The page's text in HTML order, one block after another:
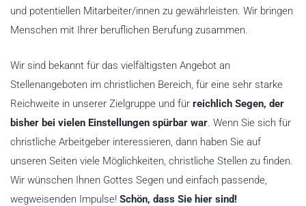
und potentiellen Mitarbeiter/innen zu gewährleisten. Wir bringen
Menschen mit Ihrer beruflichen Berufung zusammen.
Wir sind bekannt für das vielfältigsten Angebot an
Stellenangeboten im christlichen Bereich, für eine sehr starke
Reichweite in unserer Zielgruppe und für reichlich Segen, der
bisher bei vielen Einstellungen spürbar war . Wenn Sie sich für
christliche Arbeitgeber interessieren, dann haben Sie auf
unseren Seiten viele Möglichkeiten, christliche Stellen zu finden.
Wir wünschen Ihnen Gottes Segen und einfach passende,
wegweisenden Impulse! Schön, dass Sie hier sind!